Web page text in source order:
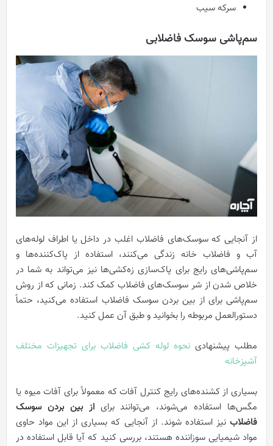
سرکه سیب
سم‌پاشی سوسک فاضلابی
از آنجایی که سوسک‌های فاضلاب اغلب در داخل یا اطراف لوله‌های
آب و فاضلاب خانه زندگی می‌کنند، استفاده از پاک‌کننده‌ها و
سم‌پاشی‌های رایج برای پاک‌سازی زه‌کشی‌ها نیز می‌تواند به شما در
خلاص شدن از شر سوسک‌های فاضلاب کمک کند. زمانی که از روش
سم‌پاشی برای از بین بردن سوسک فاضلاب استفاده می‌کنید، حتماً
دستورالعمل مربوطه را بخوانید و طبق آن عمل کنید.
مطلب پیشنهادی نحوه لوله‌ کشی فاضلاب برای تجهیزات مختلف
آشپزخانه
بسیاری از کشنده‌های رایج کنترل آفات که معمولاً برای آفات میوه یا
مگس‌ها استفاده می‌شوند، می‌توانند برایاز بین بردن سوسک
فاضلاب نیز استفاده شوند. از آنجایی که بسیاری از این مواد حاوی
مواد شیمیایی سوزاننده هستند، بررسی کنید که آیا قابل استفاده در